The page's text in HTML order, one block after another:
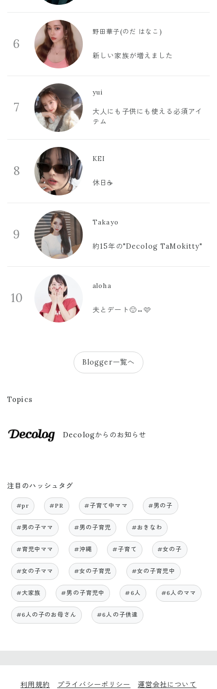
6
野田華子(のだ はなこ)
新しい家族が増えました
7
yui
大人にも子供にも使える必須アイ
テム
8
KEI
休日☕️
9
Takayo
約15年の"Decolog TaMokitty"
10
aloha
夫とデート🙂‍↔️🩷
Blogger一覧へ
Topics
Decologからのお知らせ
注目のハッシュタグ
#pr #PR #子育て中ママ #男の子
#男の子ママ #男の子育児 #おきなわ
#育児中ママ #沖縄 #子育て #女の子
#女の子ママ #女の子育児 #女の子育児中
#大家族 #男の子育児中 #6人 #6人のママ
#6人の子のお母さん #6人の子供達
利用規約 プライバシーポリシー 運営会社について